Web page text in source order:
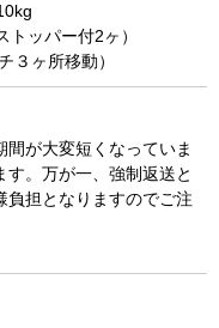
ッパー付2ヶ）
３ヶ所移動）
が大変短くなっていま
。万が一、強制返送と
負担となりますのでご注